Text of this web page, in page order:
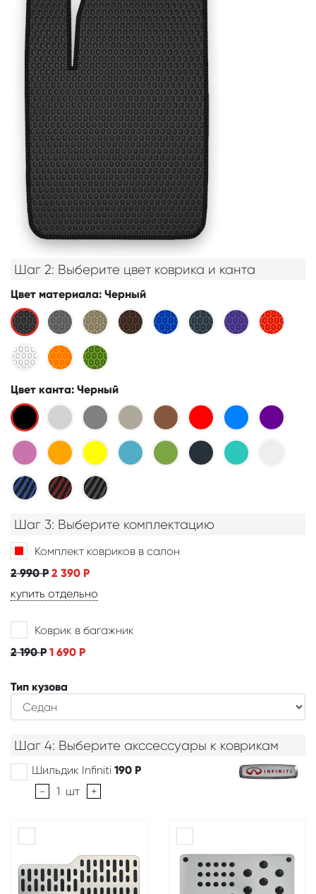
Шаг 2: Выберите цвет коврика и канта
Цвет материала: Черный
Цвет канта: Черный
Шаг 3: Выберите комплектацию
Комплект ковриков в салон
2 990Р 2 390 Р
купить отдельно
Коврик в багажник
2 190Р 1 690 Р
Тип кузова
Шаг 4: Выберите акссессуары к коврикам
Шильдик Infiniti 190 Р
-
1 шт +